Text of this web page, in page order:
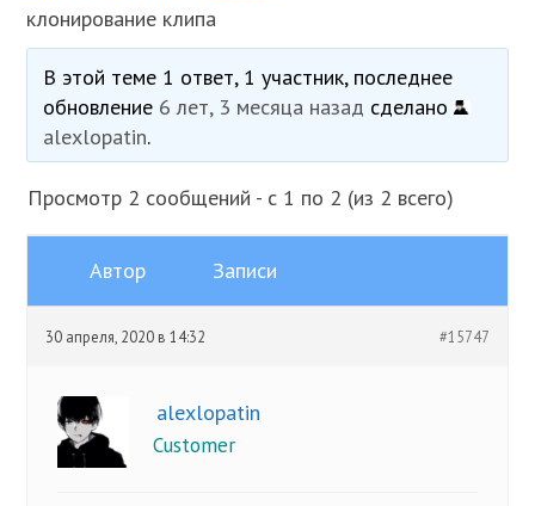
клонирование клипа
В этой теме 1 ответ, 1 участник, последнее
обновление 6 лет, 3 месяца назад сделано
alexlopatin.
Просмотр 2 сообщений - с 1 по 2 (из 2 всего)
Автор Записи
30 апреля, 2020 в 14:32 #15747
alexlopatin
Customer